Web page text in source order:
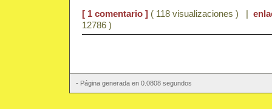
[ 1 comentario ] ( 118 visualizaciones ) |
12786 )
- Página generada en 0.0808 segundos